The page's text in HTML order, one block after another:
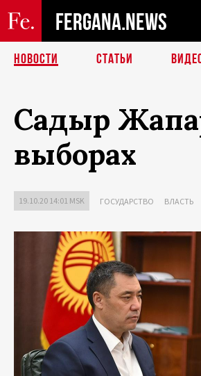
FERGANA.NEWS
НОВОСТИ СТАТЬИ
Садыр
выборах
19.10.20 14:01 MSK ГОСУДАРСТВО ВЛАСТЬ